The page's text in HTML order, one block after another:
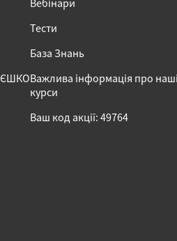
ЄШКО
Вебінари
Тести
База Знань
Важлива інформація про
курси
Ваш код акції: 49764